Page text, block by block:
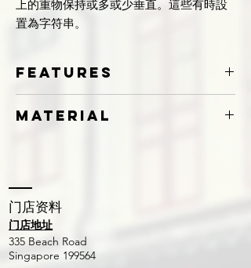
上的重物保持或多或少垂直。這些有時設
置為字符串。
Features
Material
​门店资料
门店地址
​335 Beach Road
Singapore 199564